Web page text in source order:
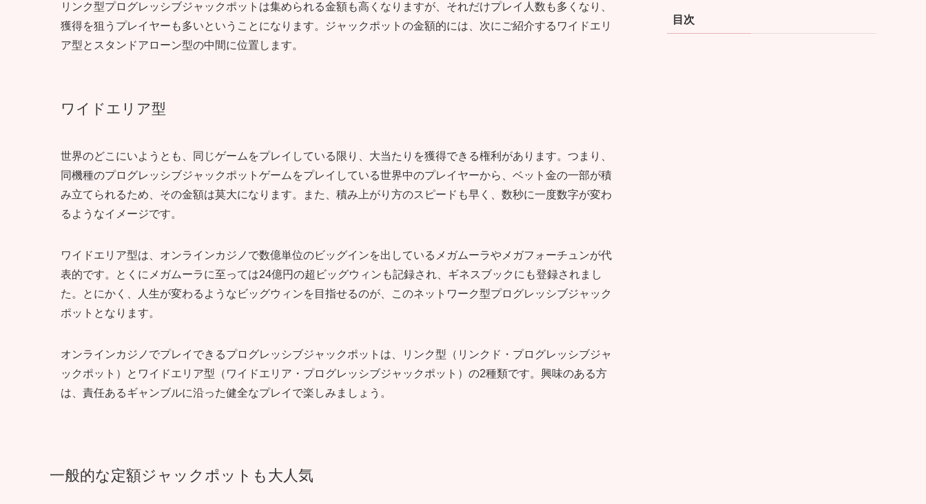
リンク型プログレッシブジャックポットは集められる金額も高くなりますが、それだけプレイ人数も多くなり、
獲得を狙うプレイヤーも多いということになります。ジャックポットの金額的には、次にご紹介するワイドエリ
ア型とスタンドアローン型の中間に位置します。
ワイドエリア型
世界のどこにいようとも、同じゲームをプレイしている限り、大当たりを獲得できる権利があります。つまり、
同機種のプログレッシブジャックポットゲームをプレイしている世界中のプレイヤーから、ベット金の一部が積
み立てられるため、その金額は莫大になります。また、積み上がり方のスピードも早く、数秒に一度数字が変わ
るようなイメージです。
ワイドエリア型は、オンラインカジノで数億単位のビッグインを出しているメガムーラやメガフォーチュンが代
表的です。とくにメガムーラに至っては24億円の超ビッグウィンも記録され、ギネスブックにも登録されまし
た。とにかく、人生が変わるようなビッグウィンを目指せるのが、このネットワーク型プログレッシブジャック
ポットとなります。
オンラインカジノでプレイできるプログレッシブジャックポットは、リンク型（リンクド・プログレッシブジャ
ックポット）とワイドエリア型（ワイドエリア・プログレッシブジャックポット）の2種類です。興味のある方
は、責任あるギャンブルに沿った健全なプレイで楽しみましょう。
一般的な定額ジャックポットも大人気
ブ目次